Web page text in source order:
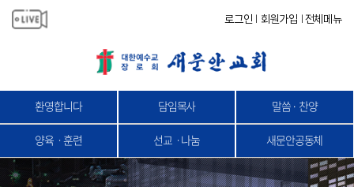
로그인 회원가입 전체메뉴
환영합니다 담임목사 말씀 · 찬양
양육ㆍ훈련 선교ㆍ나눔 새문안공동체